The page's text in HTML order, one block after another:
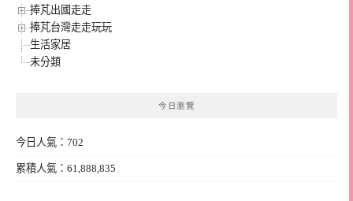
捧芃出國走走
捧芃台灣走走玩玩
生活家居
未分類
今日瀏覽
今日人氣：702
累積人氣：61,888,835